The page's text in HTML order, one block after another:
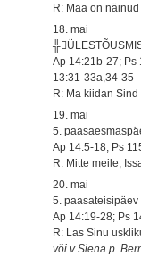
R: Maa on
18. mai
Ap 14:21b-27; Ps
13:31-33a,34-35
R: Ma kiidan
19. mai
5.
Ap 14:5-18; Ps
R: Mitte meile,
20. mai
5. paasateisipäev
Ap 14:19-28; Ps
R: Las Sinu
või v Siena p.